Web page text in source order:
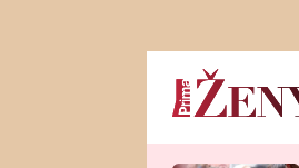
Horoskopy